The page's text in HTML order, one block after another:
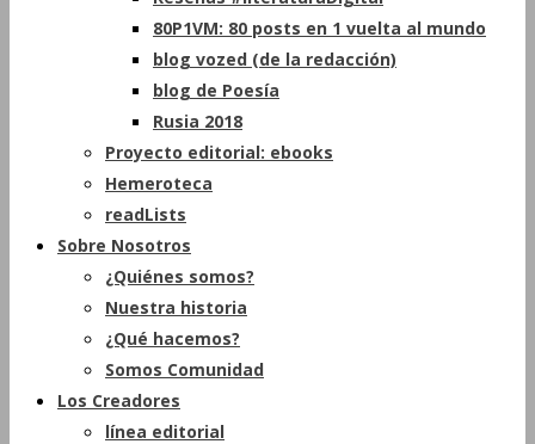
80P1VM: 80 posts en 1 vuelta al mundo
blog vozed (de la redacción)
blog de Poesía
Rusia 2018
Proyecto editorial: ebooks
Hemeroteca
readLists
Sobre Nosotros
¿Quiénes somos?
Nuestra historia
¿Qué hacemos?
Somos Comunidad
Los Creadores
línea editorial